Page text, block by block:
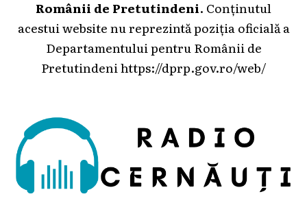
Românii de Pretutindeni. Conținutul
acestui website nu reprezintă poziția oficială a
Departamentului pentru Românii de
Pretutindeni https://dprp.gov.ro/web/